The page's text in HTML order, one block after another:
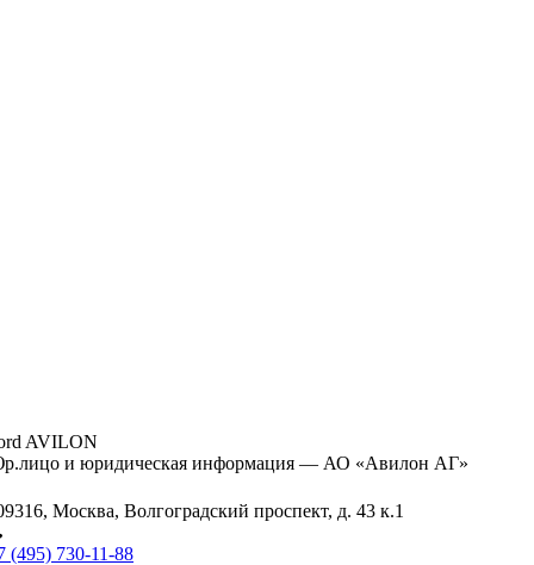
AVILON
и юридическая информация — АО «Авилон АГ»
Москва, Волгоградский проспект, д. 43 к.1
(495) 730-11-88